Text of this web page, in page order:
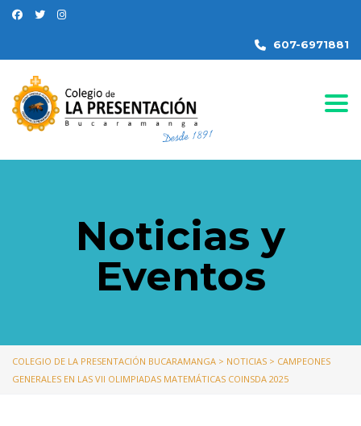
607-6971881
Noticias y
Eventos
COLEGIO DE LA PRESENTACIÓN BUCARAMANGA > NOTICIAS > CAMPEONES
GENERALES EN LAS VII OLIMPIADAS MATEMÁTICAS COINSDA 2025